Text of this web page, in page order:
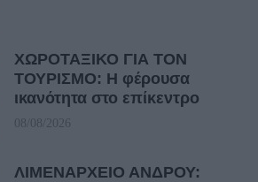
ΧΩΡΟΤΑΞΙΚΟ ΓΙΑ ΤΟΝ
ΤΟΥΡΙΣΜΟ: Η φέρουσα
ικανότητα στο επίκεντρο
08/08/2026
ΛΙΜΕΝΑΡΧΕΙΟ ΑΝΔΡΟΥ: